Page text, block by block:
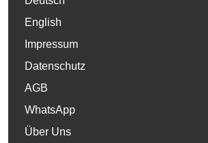
English
Impressum
Datenschutz
AGB
WhatsApp
Über Uns